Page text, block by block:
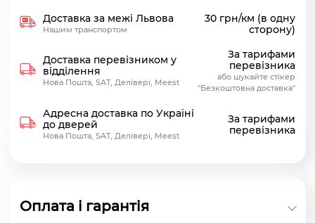
Доставка за межі Львова
Нашим транспортом
30 грн/км (в одну
сторону)
Доставка перевізником у
відділення
Нова Пошта, SAT, Делівері, Meest
За тарифами
перевізника
або шукайте стікер
"Безкоштовна доставка"
Адресна доставка по Україні
до дверей
Нова Пошта, SAT, Делівері, Meest
За тарифами
перевізника
Оплата і гарантія